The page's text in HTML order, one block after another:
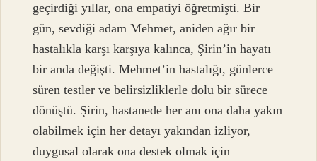
geçirdiği yıllar, ona empatiyi öğretmişti. Bir
gün, sevdiği adam Mehmet, aniden ağır bir
hastalıkla karşı karşıya kalınca, Şirin’in hayatı
bir anda değişti. Mehmet’in hastalığı, günlerce
süren testler ve belirsizliklerle dolu bir sürece
dönüştü. Şirin, hastanede her anı ona daha yakın
olabilmek için her detayı yakından izliyor,
duygusal olarak ona destek olmak için